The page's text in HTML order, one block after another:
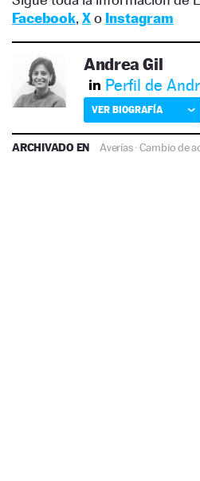
Facebook, Xo Instagram
Andrea Gil
Perfil de
VER BIOGRAFÍA
ARCHIVADO EN Averías·Cambio de